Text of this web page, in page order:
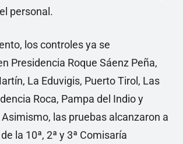
personal.
los controles ya se
Presidencia Roque Sáenz Peña,
La Eduvigis, Puerto Tirol, Las
Roca, Pampa del Indio y
las pruebas alcanzaron a
la 10ª, 2ª y 3ª Comisaría